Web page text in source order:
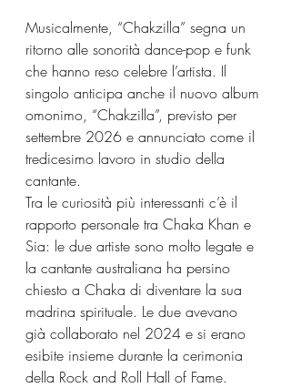
Musicalmente, “Chakzilla” segna un
ritorno alle sonorità dance-pop e funk
che hanno reso celebre l’artista. Il
singolo anticipa anche il nuovo album
omonimo, “Chakzilla”, previsto per
settembre 2026 e annunciato come il
tredicesimo lavoro in studio della
cantante.
Tra le curiosità più interessanti c’è il
rapporto personale tra Chaka Khan e
Sia: le due artiste sono molto legate e
la cantante australiana ha persino
chiesto a Chaka di diventare la sua
madrina spirituale. Le due avevano
già collaborato nel 2024 e si erano
esibite insieme durante la cerimonia
della Rock and Roll Hall of Fame.